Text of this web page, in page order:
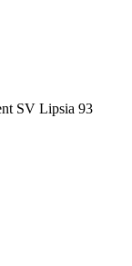
SV Lipsia 93